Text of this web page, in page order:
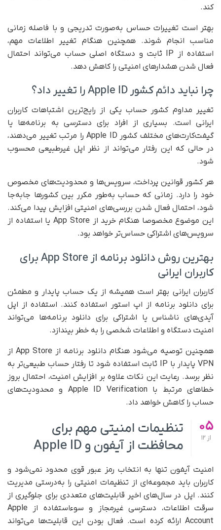
کند.
بهتر است تغییرات حساس به‌صورت تدریجی و با فاصله زمانی
مناسب انجام شوند. همچنین هنگام تغییر اطلاعات مهم،
استفاده از IP ثابت و دستگاه اصلی حساب می‌تواند احتمال
فعال شدن هشدارهای امنیتی را کاهش دهد.
چرا نباید دائم کشور Apple ID را تغییر داد؟
تغییر مداوم کشور حساب یکی از رایج‌ترین اشتباهات کاربران
ایرانی است. بسیاری از افراد برای دسترسی به برنامه‌ها یا
گیفت‌کارت‌های مختلف کشور Apple ID را مرتب تغییر می‌دهند،
در حالی که این رفتار می‌تواند از نظر اپل غیرطبیعی محسوب
شود.
هر کشور قوانین پرداخت، سرویس‌ها و محدودیت‌های مخصوص
خود را دارد. زمانی که حساب به‌طور مکرر بین کشورها جابه‌جا
شود، احتمال فعال شدن بررسی‌های امنیتی افزایش پیدا می‌کند.
این موضوع مخصوصا هنگام خرید از App Store یا استفاده از
سرویس‌های اشتراکی حساس‌تر خواهد بود.
بهترین روش دانلود برنامه از App Store برای
کاربران ایرانی
کاربران ایرانی بهتر است همیشه از یک حساب پایدار و مطمئن
برای دانلود برنامه از اپ استور استفاده کنند. استفاده از اپل
آیدی‌های ناشناس یا اشتراکی برای دانلود برنامه‌ها می‌تواند
امنیت دستگاه و اطلاعات شخصی را به خطر بیندازد.
همچنین توصیه می‌شود هنگام دانلود برنامه از App Store از
VPN پایدار با IP ثابت استفاده شود تا رفتار حساب طبیعی‌تر به
نظر برسد. رعایت این نکات علاوه بر افزایش امنیت، احتمال بروز
خطاهای مرتبط با Apple ID Verification و محدودیت‌های
حساب را کاهش خواهد داد.
05
از
تنظیمات امنیتی مهم برای
محافظت از آیفون و Apple ID
امنیت آیفون تنها به انتخاب رمز عبور قوی محدود نمی‌شود و
کاربران باید مجموعه‌ای از تنظیمات امنیتی را به‌درستی مدیریت
کنند. اپل در سال‌های اخیر قابلیت‌های متعددی برای جلوگیری از
سرقت اطلاعات، دسترسی غیرمجاز و سوءاستفاده از Apple
Account ارائه کرده است. فعال بودن این قابلیت‌ها می‌تواند